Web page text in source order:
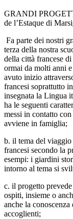
GRANDI
de l’Estaque di
Fa parte dei nostri
terza della nostra
della città francese
ormai da molti anni
avuto inizio
francesi soprattutto
insegnata la Lingua
ha le seguenti
messi in contatto
avviene in famiglia;
b. il tema del
francesi secondo la
esempi: i giardini
intorno al tema si
c. il progetto
ospiti, insieme o
anche la
accoglienti;